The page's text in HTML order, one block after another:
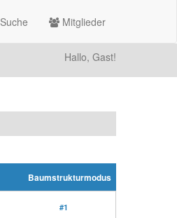
Suche Mitglieder
Hallo, Gast!
Baumstrukturmodus
#1